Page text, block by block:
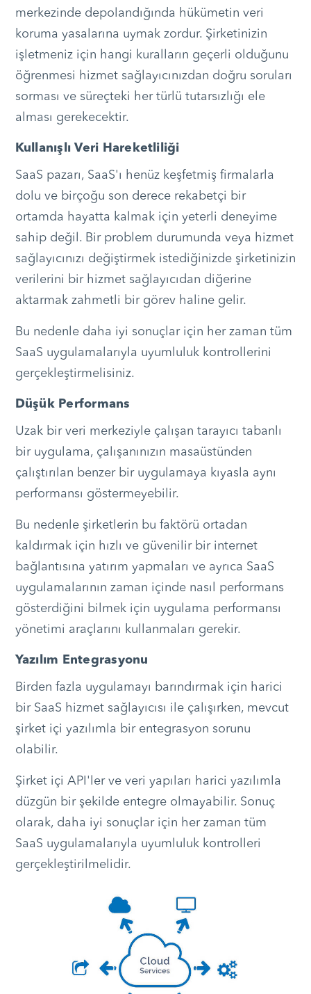
merkezinde depolandığında hükümetin veri
koruma yasalarına uymak zordur. Şirketinizin
işletmeniz için hangi kuralların geçerli olduğunu
öğrenmesi hizmet sağlayıcınızdan doğru soruları
sorması ve süreçteki her türlü tutarsızlığı ele
alması gerekecektir.
Kullanışlı Veri Hareketliliği
SaaS pazarı, SaaS'ı henüz keşfetmiş firmalarla
dolu ve birçoğu son derece rekabetçi bir
ortamda hayatta kalmak için yeterli deneyime
sahip değil. Bir problem durumunda veya hizmet
sağlayıcınızı değiştirmek istediğinizde şirketinizin
verilerini bir hizmet sağlayıcıdan diğerine
aktarmak zahmetli bir görev haline gelir.
Bu nedenle daha iyi sonuçlar için her zaman tüm
SaaS uygulamalarıyla uyumluluk kontrollerini
gerçekleştirmelisiniz.
Düşük Performans
Uzak bir veri merkeziyle çalışan tarayıcı tabanlı
bir uygulama, çalışanınızın masaüstünden
çalıştırılan benzer bir uygulamaya kıyasla aynı
performansı göstermeyebilir.
Bu nedenle şirketlerin bu faktörü ortadan
kaldırmak için hızlı ve güvenilir bir internet
bağlantısına yatırım yapmaları ve ayrıca SaaS
uygulamalarının zaman içinde nasıl performans
gösterdiğini bilmek için uygulama performansı
yönetimi araçlarını kullanmaları gerekir.
Yazılım Entegrasyonu
Birden fazla uygulamayı barındırmak için harici
bir SaaS hizmet sağlayıcısı ile çalışırken, mevcut
şirket içi yazılımla bir entegrasyon sorunu
olabilir.
Şirket içi API'ler ve veri yapıları harici yazılımla
düzgün bir şekilde entegre olmayabilir. Sonuç
olarak, daha iyi sonuçlar için her zaman tüm
SaaS uygulamalarıyla uyumluluk kontrolleri
gerçekleştirilmelidir.